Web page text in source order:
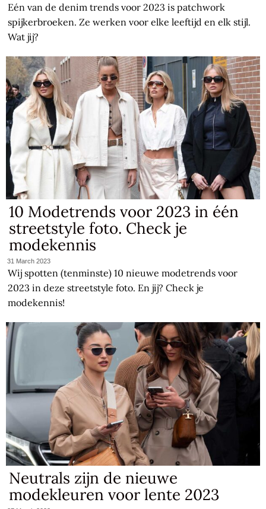
Eén van de denim trends voor 2023 is patchwork
spijkerbroeken. Ze werken voor elke leeftijd en elk stijl.
Wat jij?
10 Modetrends voor 2023 in één
streetstyle foto. Check je
modekennis
31 March 2023
Wij spotten (tenminste) 10 nieuwe modetrends voor
2023 in deze streetstyle foto. En jij? Check je
modekennis!
Neutrals zijn de nieuwe
modekleuren voor lente 2023